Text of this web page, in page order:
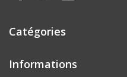
Catégories
Informations